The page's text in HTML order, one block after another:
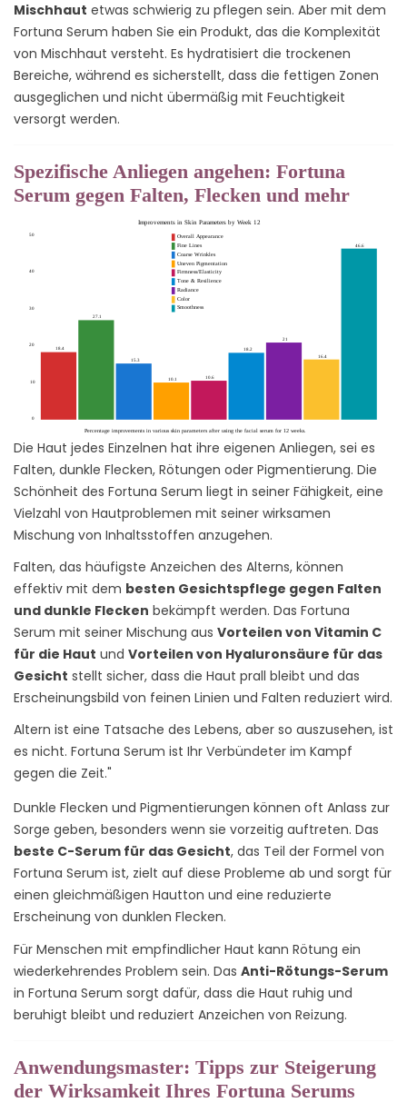
Mischhaut etwas schwierig zu pflegen sein. Aber mit dem
Fortuna Serum haben Sie ein Produkt, das die Komplexität
von Mischhaut versteht. Es hydratisiert die trockenen
Bereiche, während es sicherstellt, dass die fettigen Zonen
ausgeglichen und nicht übermäßig mit Feuchtigkeit
versorgt werden.
Spezifische Anliegen angehen: Fortuna
Serum gegen Falten, Flecken und mehr
Die Haut jedes Einzelnen hat ihre eigenen Anliegen, sei es
Falten, dunkle Flecken, Rötungen oder Pigmentierung. Die
Schönheit des Fortuna Serum liegt in seiner Fähigkeit, eine
Vielzahl von Hautproblemen mit seiner wirksamen
Mischung von Inhaltsstoffen anzugehen.
Falten, das häufigste Anzeichen des Alterns, können
effektiv mit dem besten Gesichtspflege gegen Falten
und dunkle Flecken bekämpft werden. Das Fortuna
Serum mit seiner Mischung aus Vorteilen von Vitamin C
für die Haut und Vorteilen von Hyaluronsäure für das
Gesicht stellt sicher, dass die Haut prall bleibt und das
Erscheinungsbild von feinen Linien und Falten reduziert wird.
Altern ist eine Tatsache des Lebens, aber so auszusehen, ist
es nicht. Fortuna Serum ist Ihr Verbündeter im Kampf
gegen die Zeit."
Dunkle Flecken und Pigmentierungen können oft Anlass zur
Sorge geben, besonders wenn sie vorzeitig auftreten. Das
beste C-Serum für das Gesicht, das Teil der Formel von
Fortuna Serum ist, zielt auf diese Probleme ab und sorgt für
einen gleichmäßigen Hautton und eine reduzierte
Erscheinung von dunklen Flecken.
Für Menschen mit empfindlicher Haut kann Rötung ein
wiederkehrendes Problem sein. Das Anti-Rötungs-Serum
in Fortuna Serum sorgt dafür, dass die Haut ruhig und
beruhigt bleibt und reduziert Anzeichen von Reizung.
Anwendungsmaster: Tipps zur Steigerung
der Wirksamkeit Ihres Fortuna Serums